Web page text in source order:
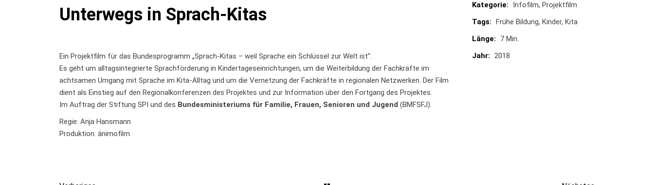
Unterwegs in Sprach-Kitas
Ein Projektfilm für das Bundesprogramm „Sprach-Kitas – weil Sprache ein Schlüssel zur Welt ist“.
Es geht um alltagsintegrierte Sprachförderung in Kindertageseinrichtungen, um die Weiterbildung der Fachkräfte im
achtsamen Umgang mit Sprache im Kita-Alltag und um die Vernetzung der Fachkräfte in regionalen Netzwerken. Der Film
dient als Einstieg auf den Regionalkonferenzen des Projektes und zur Information über den Fortgang des Projektes.
Im Auftrag der Stiftung SPI und des Bundesministeriums für Familie, Frauen, Senioren und Jugend (BMFSFJ).
Regie: Anja Hansmann
Produktion: ánimofilm
Kategorie: Infofilm Projektfilm
Tags: Frühe Bildung Kinder Kita
Länge:
7 Min.
Jahr: 2018